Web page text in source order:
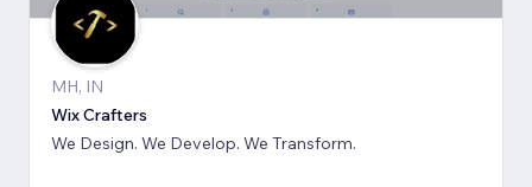
MH, IN
Wix Crafters
We Design. We Develop. We Transform.